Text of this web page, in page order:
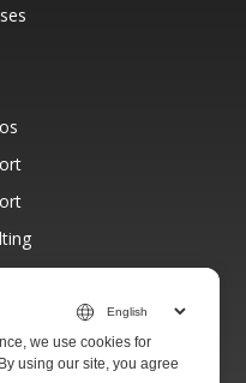
we use cookies for
using our site, you agree